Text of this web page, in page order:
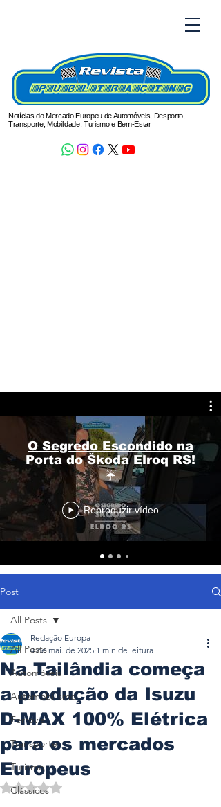
Notícias do Mercado Europeu de Automóveis, Desporto,
Transporte, Mobilidade, Turismo e Bem-Estar
O Segredo Escondido na
Porta do Škoda Elroq RS!
☔
Reproduzir vídeo
Post
All Posts
Automóveis
Automobilismo
Ferrovia
Transporte
Turismo
Clássicos
All Posts
Na Tailândia começa
a produção da Isuzu
D-MAX 100% Elétrica
para os mercados
Europeus
Redação Europa
4 de mai. de 2025 1 min de leitura
Avaliado com NaN de 5 estrelas.